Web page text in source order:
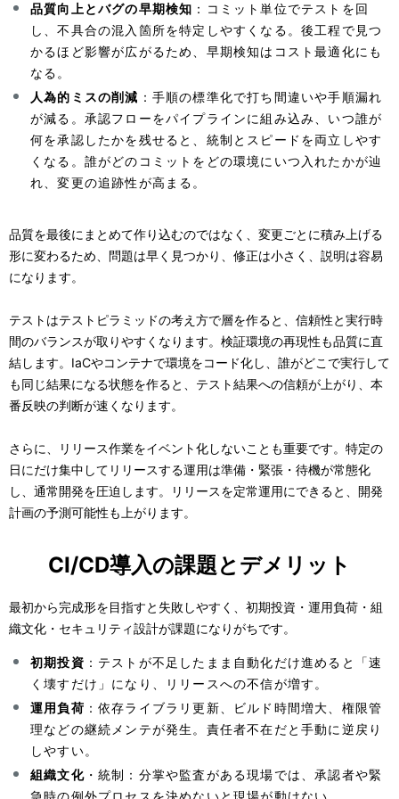
品質向上とバグの早期検知 ：コミット単位でテストを回
し、不具合の混入箇所を特定しやすくなる。後工程で見つ
かるほど影響が広がるため、早期検知はコスト最適化にも
なる。
人為的ミスの削減 ：手順の標準化で打ち間違いや手順漏れ
が減る。承認フローをパイプラインに組み込み、いつ誰が
何を承認したかを残せると、統制とスピードを両立しやす
くなる。誰がどのコミットをどの環境にいつ入れたかが辿
れ、変更の追跡性が高まる。
品質を最後にまとめて作り込むのではなく、変更ごとに積み上げる
形に変わるため、問題は早く見つかり、修正は小さく、説明は容易
になります。
テストはテストピラミッドの考え方で層を作ると、信頼性と実行時
間のバランスが取りやすくなります。検証環境の再現性も品質に直
結します。IaCやコンテナで環境をコード化し、誰がどこで実行して
も同じ結果になる状態を作ると、テスト結果への信頼が上がり、本
番反映の判断が速くなります。
さらに、リリース作業をイベント化しないことも重要です。特定の
日にだけ集中してリリースする運用は準備・緊張・待機が常態化
し、通常開発を圧迫します。リリースを定常運用にできると、開発
計画の予測可能性も上がります。
CI/CD導入の課題とデメリット
最初から完成形を目指すと失敗しやすく、初期投資・運用負荷・組
織文化・セキュリティ設計が課題になりがちです。
初期投資 ：テストが不足したまま自動化だけ進めると「速
く壊すだけ」になり、リリースへの不信が増す。
運用負荷 ：依存ライブラリ更新、ビルド時間増大、権限管
理などの継続メンテが発生。責任者不在だと手動に逆戻り
しやすい。
組織文化・統制：分掌や監査がある現場では、承認者や緊
急時の例外プロセスを決めないと現場が動けない。